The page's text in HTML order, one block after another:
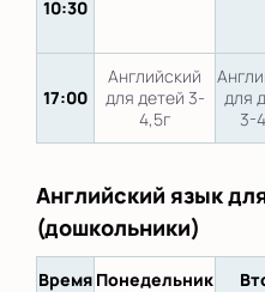
10:30
17:00
Английский
для детей 3-
4,5г
для
3-
Английский язык
(дошкольники)
Время Понедельник